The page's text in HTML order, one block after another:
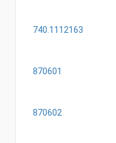
740.1112163
870601
870602